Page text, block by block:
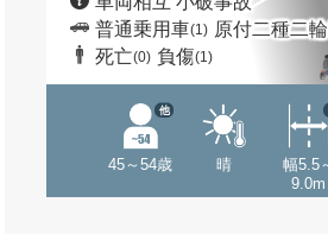
普通乗用車(1) 原付二種二
死亡(0) 負傷(1)
45～54歳
他
晴
幅5.5
9.0m